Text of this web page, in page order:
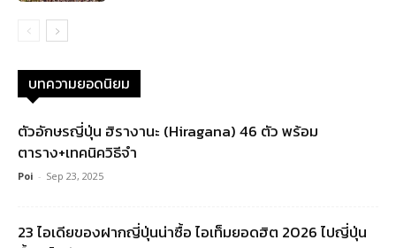
บทความยอดนิยม
ตัวอักษรญี่ปุ่น ฮิรางานะ (Hiragana) 46 ตัว พร้อม
ตาราง+เทคนิควิธีจำ
Poi - Sep 23, 2025
23 ไอเดียของฝากญี่ปุ่นน่าซื้อ ไอเท็มยอดฮิต 2026 ไปญี่ปุ่น